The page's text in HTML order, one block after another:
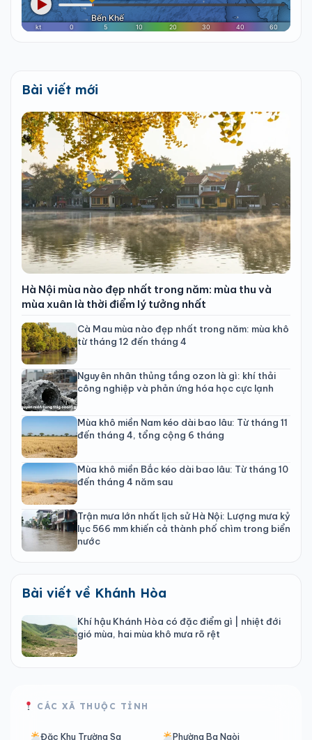
Bài viết mới
Hà Nội mùa nào đẹp nhất trong năm: mùa thu và
mùa xuân là thời điểm lý tưởng nhất
Cà Mau mùa nào đẹp nhất trong năm: mùa khô
từ tháng 12 đến tháng 4
Nguyên nhân thủng tầng ozon là gì: khí thải
công nghiệp và phản ứng hóa học cực lạnh
Mùa khô miền Nam kéo dài bao lâu: Từ tháng 11
đến tháng 4, tổng cộng 6 tháng
Mùa khô miền Bắc kéo dài bao lâu: Từ tháng 10
đến tháng 4 năm sau
Trận mưa lớn nhất lịch sử Hà Nội: Lượng mưa kỷ
lục 566 mm khiến cả thành phố chìm trong biển
nước
Bài viết về Khánh Hòa
Khí hậu Khánh Hòa có đặc điểm gì | nhiệt đới
gió mùa, hai mùa khô mưa rõ rệt
CÁC XÃ THUỘC TỈNH
Đặc Khu Trường Sa Phường Ba Ngòi